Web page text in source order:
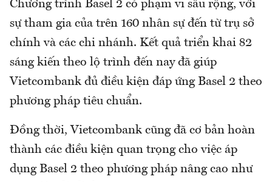
Chương trình Basel 2 có phạm vi sâu rộng, với
sự tham gia của trên 160 nhân sự đến từ trụ sở
chính và các chi nhánh. Kết quả triển khai 82
sáng kiến theo lộ trình đến nay đã giúp
Vietcombank đủ điều kiện đáp ứng Basel 2 theo
phương pháp tiêu chuẩn.
Đồng thời, Vietcombank cũng đã cơ bản hoàn
thành các điều kiện quan trọng cho việc áp
dụng Basel 2 theo phương pháp nâng cao như